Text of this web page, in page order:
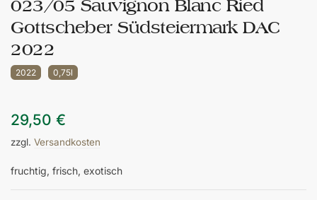
023/05 Sauvignon Blanc Ried
Gottscheber Südsteiermark DAC
2022
2022 0,75l
29,50 €
zzgl. Versandkosten
fruchtig, frisch, exotisch